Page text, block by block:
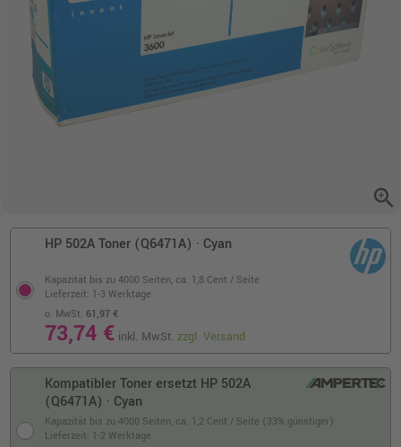
zoom_in
HP 502A Toner (Q6471A) · Cyan
Kapazität bis zu 4000 Seiten, ca. 1,8 Cent / Seite
o. MwSt. 61,97 €
73,74 € inkl. MwSt.zzgl. Versand
Lieferzeit: 1-3 Werktage
Kompatibler Toner ersetzt HP 502A
(Q6471A) · Cyan
Kapazität bis zu 4000 Seiten, ca. 1,2 Cent / Seite (33% günstiger)
Lieferzeit: 1-2 Werktage